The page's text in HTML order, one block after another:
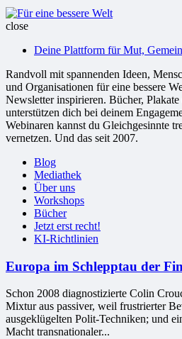
Für
Welt
close
Deine Plattform für Mut,
Randvoll mit spannenden Ideen,
und Organisationen für eine bessere
Newsletter inspirieren. Bücher,
unterstützen dich bei deinem
Webinaren kannst du Gleichgesinnte
vernetzen. Und das seit 2007.
Blog
Mediathek
Über uns
Workshops
Bücher
Jetzt erst recht!
KI-Richtlinien
Europa im Schlepptau der
Schon 2008 diagnostizierte Colin
Mixtur aus passiver, weil frustrierter
ausgeklügelten Polit-Techniken; und
Macht transnationaler...